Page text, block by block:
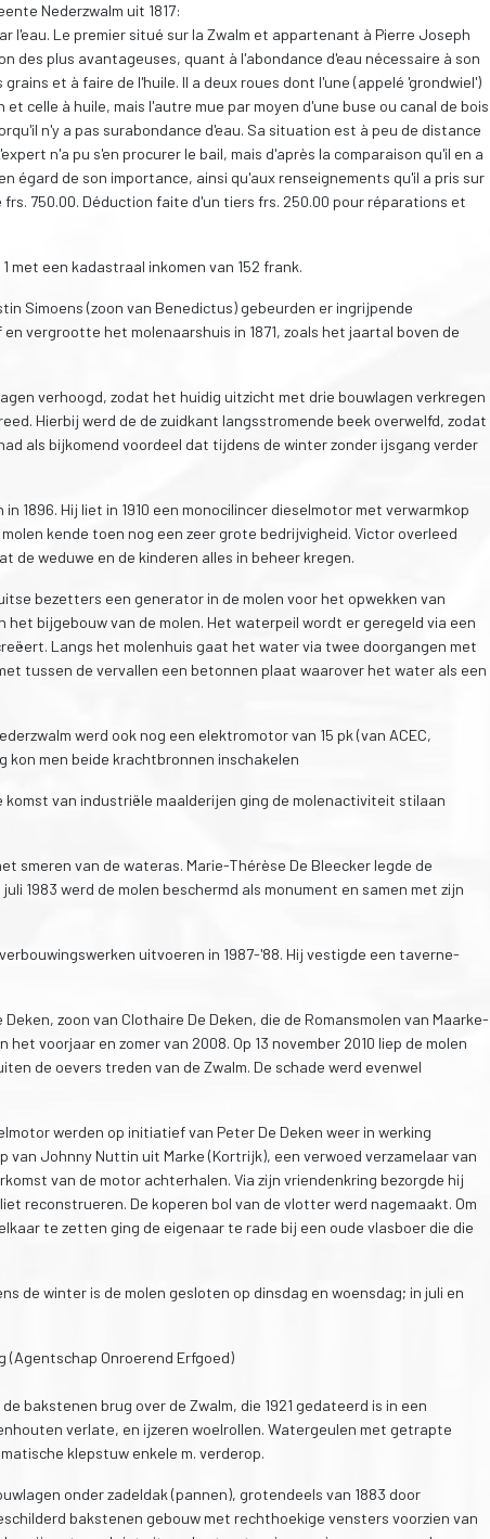
Nederzwalm uit 1817:
l'eau. Le premier situé sur la Zwalm et appartenant à Pierre Joseph
des plus avantageuses, quant à l'abondance d'eau nécessaire à son
et à faire de l'huile. Il a deux roues dont l'une (appelé 'grondwiel')
celle à huile, mais l'autre mue par moyen d'une buse ou canal de bois
n'y a pas surabondance d'eau. Sa situation est à peu de distance
n'a pu s'en procurer le bail, mais d'après la comparaison qu'il en a
égard de son importance, ainsi qu'aux renseignements qu'il a pris sur
750.00. Déduction faite d'un tiers frs. 250.00 pour réparations et
met een kadastraal inkomen van 152 frank.
Simoens (zoon van Benedictus) gebeurden er ingrijpende
vergrootte het molenaarshuis in 1871, zoals het jaartal boven de
verhoogd, zodat het huidig uitzicht met drie bouwlagen verkregen
Hierbij werd de de zuidkant langsstromende beek overwelfd, zodat
als bijkomend voordeel dat tijdens de winter zonder ijsgang verder
1896. Hij liet in 1910 een monocilincer dieselmotor met verwarmkop
kende toen nog een zeer grote bedrijvigheid. Victor overleed
de weduwe en de kinderen alles in beheer kregen.
bezetters een generator in de molen voor het opwekken van
bijgebouw van de molen. Het waterpeil wordt er geregeld via een
Langs het molenhuis gaat het water via twee doorgangen met
tussen de vervallen een betonnen plaat waarover het water als een
werd ook nog een elektromotor van 15 pk (van ACEC,
kon men beide krachtbronnen inschakelen
komst van industriële maalderijen ging de molenactiviteit stilaan
smeren van de wateras. Marie-Thérèse De Bleecker legde de
1983 werd de molen beschermd als monument en samen met zijn
uitvoeren in 1987-'88. Hij vestigde een taverne-
zoon van Clothaire De Deken, die de Romansmolen van Maarke-
voorjaar en zomer van 2008. Op 13 november 2010 liep de molen
de oevers treden van de Zwalm. De schade werd evenwel
werden op initiatief van Peter De Deken weer in werking
van Johnny Nuttin uit Marke (Kortrijk), een verwoed verzamelaar van
van de motor achterhalen. Via zijn vriendenkring bezorgde hij
reconstrueren. De koperen bol van de vlotter werd nagemaakt. Om
te zetten ging de eigenaar te rade bij een oude vlasboer die die
de winter is de molen gesloten op dinsdag en woensdag; in juli en
(Agentschap Onroerend Erfgoed)
bakstenen brug over de Zwalm, die 1921 gedateerd is in een
verlate, en ijzeren woelrollen. Watergeulen met getrapte
klepstuw enkele m. verderop.
onder zadeldak (pannen), grotendeels van 1883 door
bakstenen gebouw met rechthoekige vensters voorzien van